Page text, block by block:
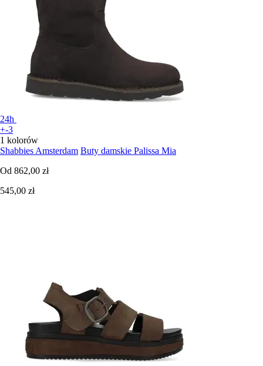
24h
+-3
1 kolorów
Shabbies Amsterdam Buty damskie Palissa Mia
Od 862,00 zł
545,00 zł